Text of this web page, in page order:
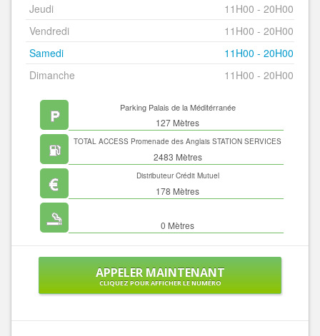
Jeudi
11H00 - 20H00
Vendredi
11H00 - 20H00
Samedi
11H00 - 20H00
Dimanche
11H00 - 20H00
Parking Palais de la Méditérranée
127 Mètres
TOTAL ACCESS Promenade des Anglais STATION SERVICES
2483 Mètres
Distributeur Crédit Mutuel
178 Mètres
0 Mètres
APPELER MAINTENANT
CLIQUEZ POUR AFFICHER LE NUMÉRO